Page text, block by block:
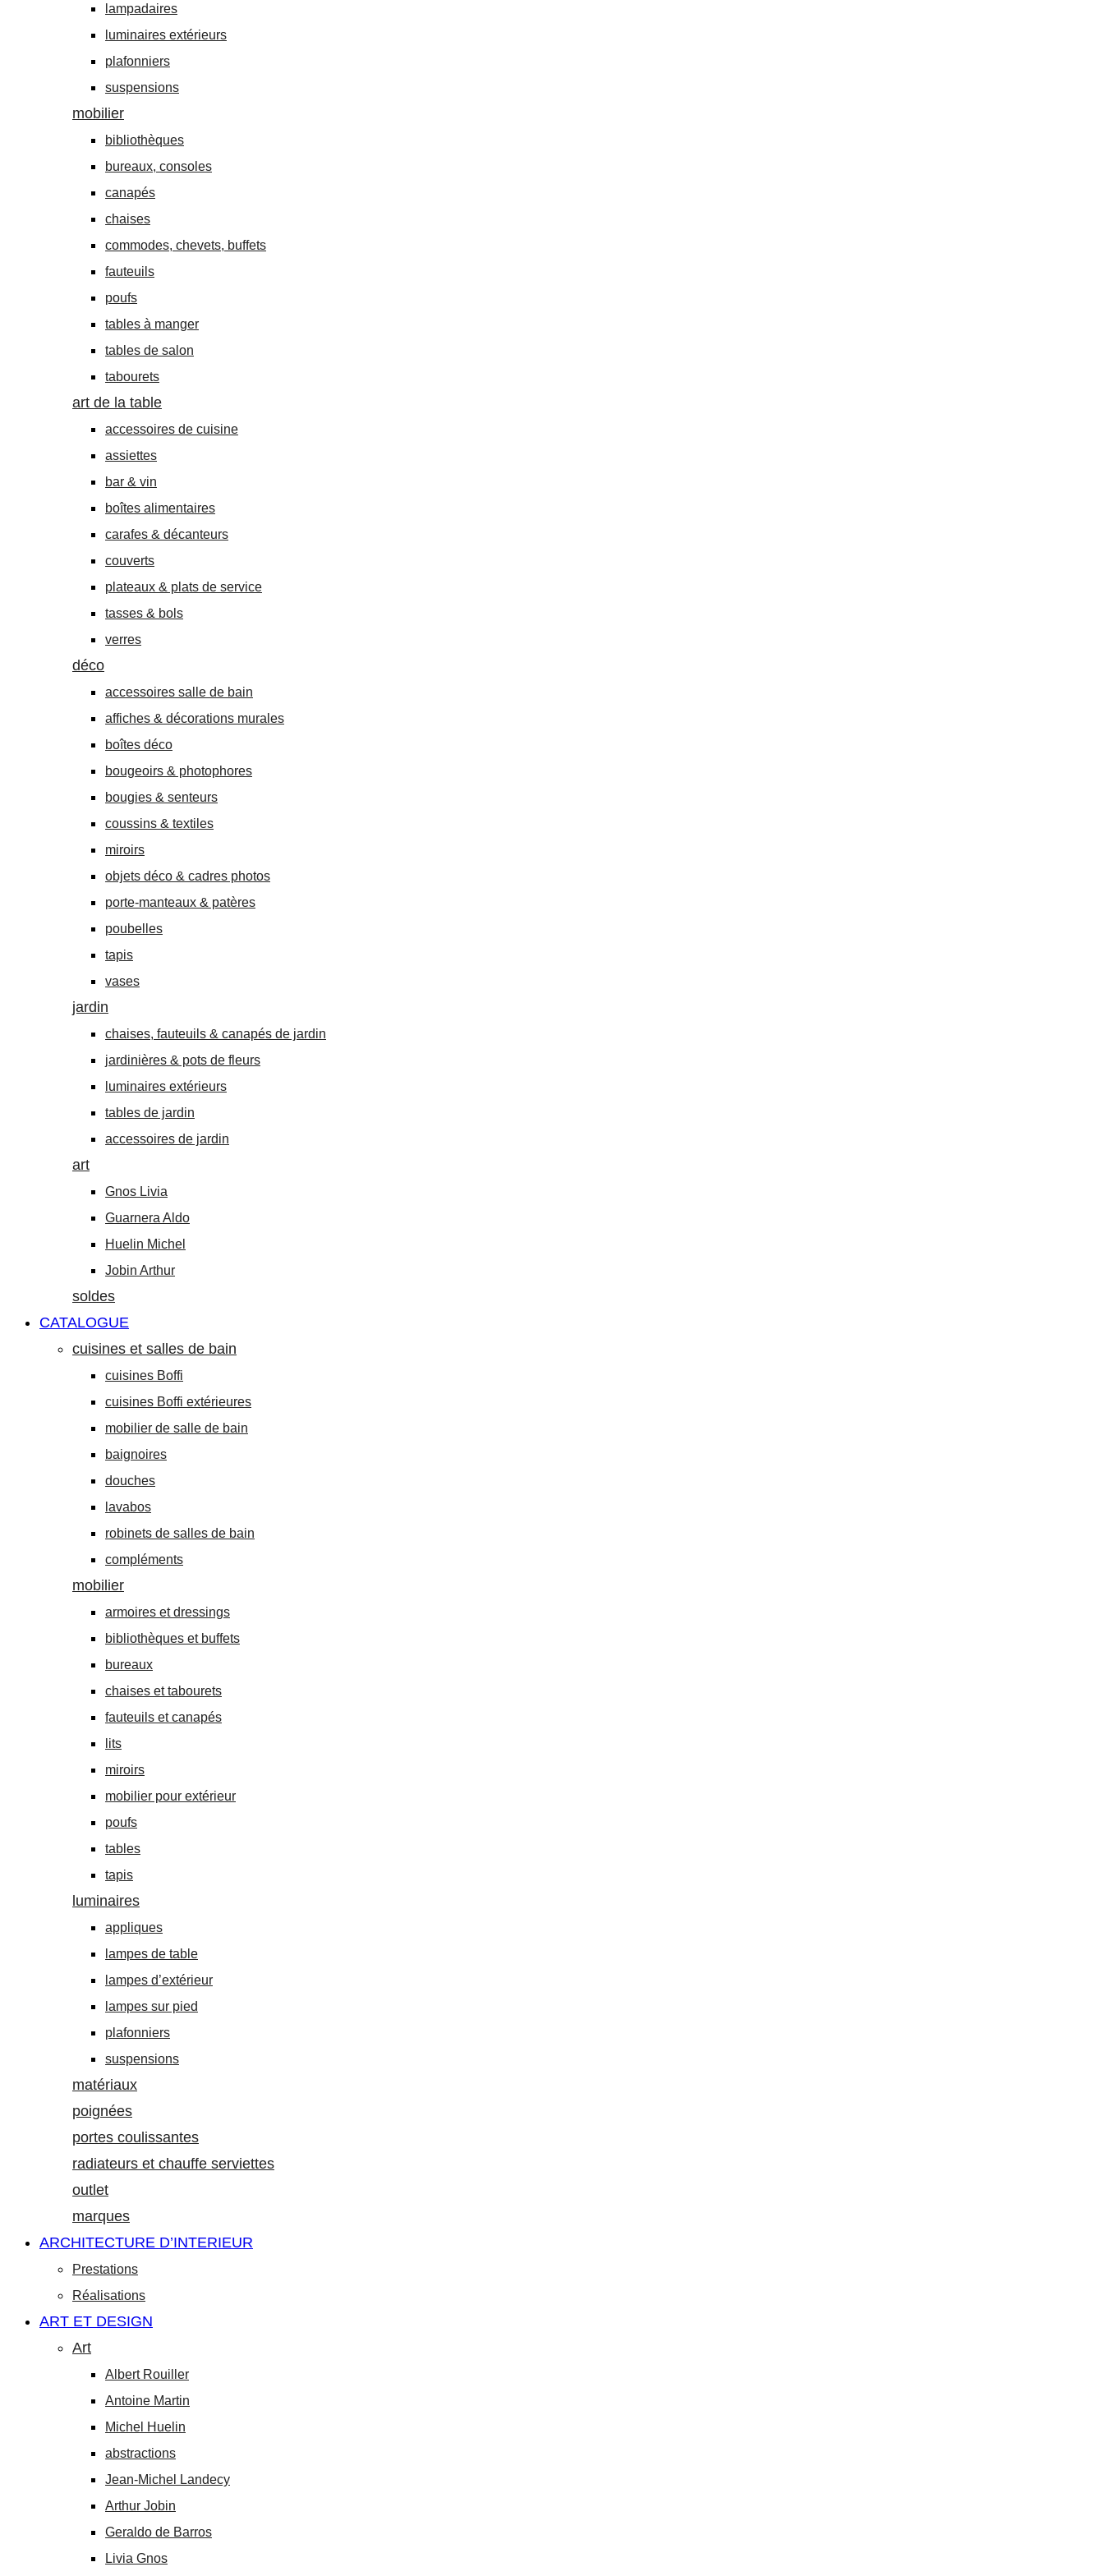
lampadaires
luminaires extérieurs
plafonniers
suspensions
mobilier
bibliothèques
bureaux, consoles
canapés
chaises
commodes, chevets, buffets
fauteuils
poufs
tables à manger
tables de salon
tabourets
art de la table
accessoires de cuisine
assiettes
bar & vin
boîtes alimentaires
carafes & décanteurs
couverts
plateaux & plats de service
tasses & bols
verres
déco
accessoires salle de bain
affiches & décorations murales
boîtes déco
bougeoirs & photophores
bougies & senteurs
coussins & textiles
miroirs
objets déco & cadres photos
porte-manteaux & patères
poubelles
tapis
vases
jardin
chaises, fauteuils & canapés de jardin
jardinières & pots de fleurs
luminaires extérieurs
tables de jardin
accessoires de jardin
art
Gnos Livia
Guarnera Aldo
Huelin Michel
Jobin Arthur
soldes
CATALOGUE
cuisines et salles de bain
cuisines Boffi
cuisines Boffi extérieures
mobilier de salle de bain
baignoires
douches
lavabos
robinets de salles de bain
compléments
mobilier
armoires et dressings
bibliothèques et buffets
bureaux
chaises et tabourets
fauteuils et canapés
lits
miroirs
mobilier pour extérieur
poufs
tables
tapis
luminaires
appliques
lampes de table
lampes d’extérieur
lampes sur pied
plafonniers
suspensions
matériaux
poignées
portes coulissantes
radiateurs et chauffe serviettes
outlet
marques
ARCHITECTURE D’INTERIEUR
Prestations
Réalisations
ART ET DESIGN
Art
Albert Rouiller
Antoine Martin
Michel Huelin
abstractions
Jean-Michel Landecy
Arthur Jobin
Geraldo de Barros
Livia Gnos